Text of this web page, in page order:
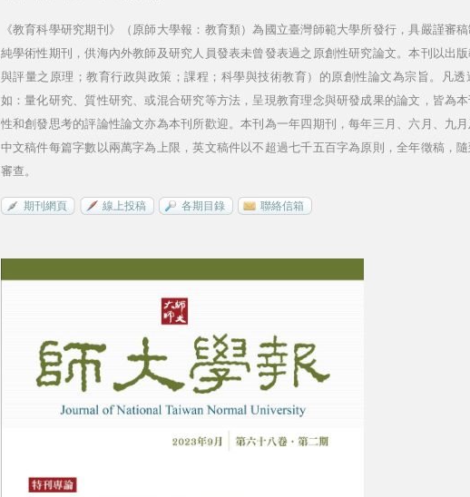
《教育科學研究期刊》（原師大學報：教育類）為國立臺灣師範大學所發行，具嚴謹審
純學術性期刊，供海內外教師及研究人員發表未曾發表過之原創性研究論文。本刊以出
與評量之原理；教育行政與政策；課程；科學與技術教育）的原創性論文為宗旨。凡透
如：量化研究、質性研究、或混合研究等方法，呈現教育理念與研發成果的論文，皆為
性和創發思考的評論性論文亦為本刊所歡迎。本刊為一年四期刊，每年三月、六月、九月
中文稿件每篇字數以兩萬字為上限，英文稿件以不超過七千五百字為原則，全年徵稿，
審查。
期刊網頁 線上投稿 各期目錄 聯絡信箱